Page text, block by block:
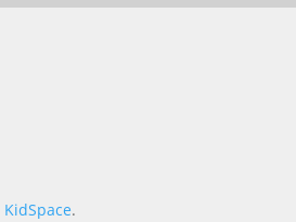
KidSpace.